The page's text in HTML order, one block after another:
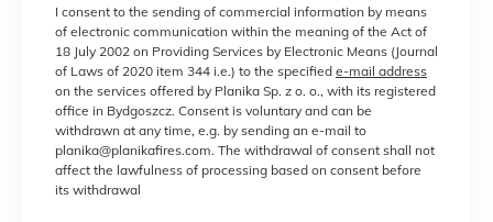
I consent to the sending of commercial information by means
of electronic communication within the meaning of the Act of
18 July 2002 on Providing Services by Electronic Means (Journal
of Laws of 2020 item 344 i.e.) to the specified e-mail address
on the services offered by Planika Sp. z o. o., with its registered
office in Bydgoszcz. Consent is voluntary and can be
withdrawn at any time, e.g. by sending an e-mail to
planika@planikafires.com. The withdrawal of consent shall not
affect the lawfulness of processing based on consent before
its withdrawal